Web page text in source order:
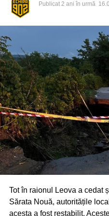
Publicat 2 ani în urmă
Tot în raionul Leova a cedat
Sărata Nouă, autoritățile
acesta a fost restabilit.